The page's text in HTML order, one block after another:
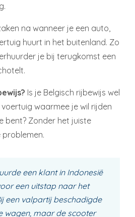
na wanneer je een auto,
huurt in het buitenland. Zo
je bij terugkomst een
Is je Belgisch rijbewijs wel
waarmee je wil rijden
bent? Zonder het juiste
problemen.
een klant in Indonesië
een uitstap naar het
een valpartij beschadigde
wagen, maar de scooter